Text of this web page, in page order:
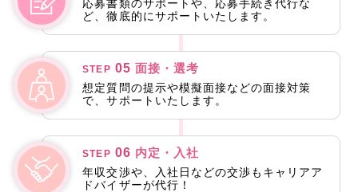
応募書類のサポートや、応募手続き代行な
ど、徹底的にサポートいたします。
STEP 05 面接・選考
想定質問の提示や模擬面接などの面接対策
で、サポートいたします。
STEP 06 内定・入社
年収交渉や、入社日などの交渉もキャリアア
ドバイザーが代行！